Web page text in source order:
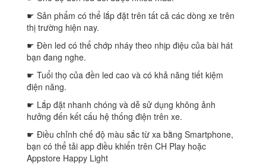
☛ Sản phẩm có thể lắp đặt trên tất cả các dòng xe trên
thị trường hiện nay.
☛ Đèn led có thể chớp nháy theo nhịp điệu của bài hát
bạn đang nghe.
☛ Tuổi thọ của đền led cao và có khả năng tiết kiệm
điện năng.
☛ Lắp đặt nhanh chóng và dễ sử dụng không ảnh
hưởng đến kết cấu hệ thống điện trên xe.
☛ Điều chỉnh chế độ màu sắc từ xa bằng Smartphone,
bạn có thể tải app điều khiển trên CH Play hoặc
Appstore Happy Light